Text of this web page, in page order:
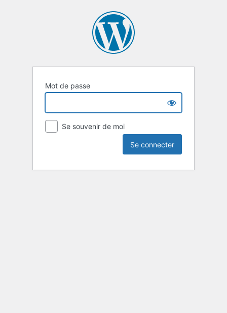
Mot de passe
Se souvenir de moi